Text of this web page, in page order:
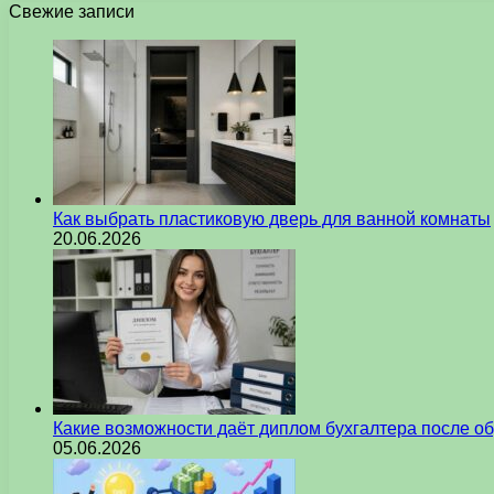
Свежие записи
Как выбрать пластиковую дверь для ванной комнаты
20.06.2026
Какие возможности даёт диплом бухгалтера после
05.06.2026